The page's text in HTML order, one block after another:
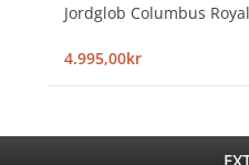
Jordglob Columbus
4.995,00kr